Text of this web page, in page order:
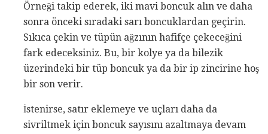
Örneği takip ederek, iki mavi boncuk alın ve daha
sonra önceki sıradaki sarı boncuklardan geçirin.
Sıkıca çekin ve tüpün ağzının hafifçe çekeceğini
fark edeceksiniz. Bu, bir kolye ya da bilezik
üzerindeki bir tüp boncuk ya da bir ip zincirine hoş
bir son verir.
İstenirse, satır eklemeye ve uçları daha da
sivriltmek için boncuk sayısını azaltmaya devam